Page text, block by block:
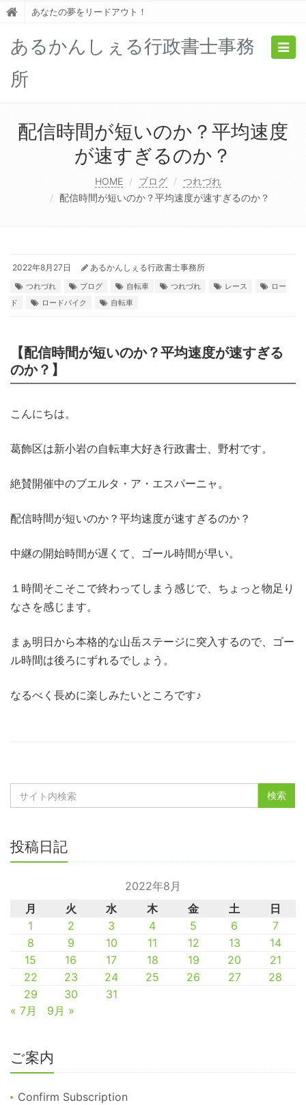
あなたの夢をリードアウト！
あるかんしぇる行政書士事務
所
配信時間が短いのか？平均速度
が速すぎるのか？
HOME ブログ
つれづれ
配信時間が短いのか？平均速度が速すぎるのか？
2022年8月27日 あるかんしぇる行政書士事務所
つれづれ ブログ 自転車 つれづれ レース
ロー
ド
ロードバイク 自転車
【配信時間が短いのか？平均速度が速すぎる
のか？】
こんにちは。
葛飾区は新小岩の自転車大好き行政書士、野村です。
絶賛開催中のブエルタ・ア・エスパーニャ。
配信時間が短いのか？平均速度が速すぎるのか？
中継の開始時間が遅くて、ゴール時間が早い。
１時間そこそこで終わってしまう感じで、ちょっと物足り
なさを感じます。
まぁ明日から本格的な山岳ステージに突入するので、ゴー
ル時間は後ろにずれるでしょう。
なるべく長めに楽しみたいところです♪
投稿日記
2022年8月
月
火 水 木 金 土
日
1
2 3 4 5 6
7
8
9 10 11 12 13
14
15
16 17 18 19 20
21
22
23 24 25 26 27
28
29
30
31
« 7月
9月 »
ご案内
Confirm Subscription